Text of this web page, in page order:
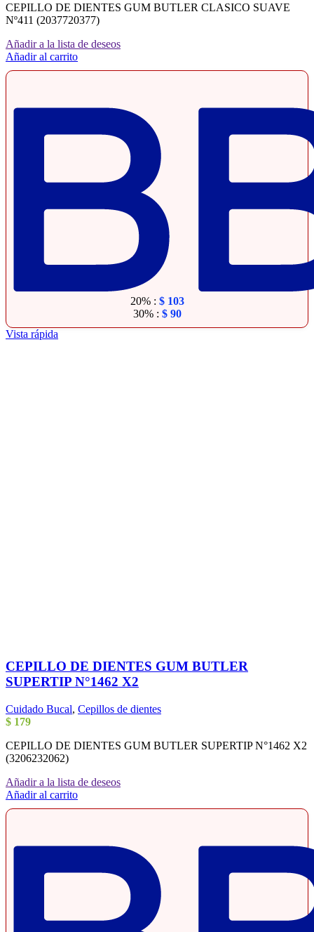
CEPILLO DE DIENTES GUM BUTLER CLASICO SUAVE
Nº411 (2037720377)
Añadir a la lista de deseos
Añadir al carrito
20% : $103
30% : $90
Vista rápida
CEPILLO DE DIENTES GUM BUTLER
SUPERTIP N°1462 X2
Cuidado Bucal, Cepillos de dientes
$ 179
CEPILLO DE DIENTES GUM BUTLER SUPERTIP N°1462 X2
(3206232062)
Añadir a la lista de deseos
Añadir al carrito